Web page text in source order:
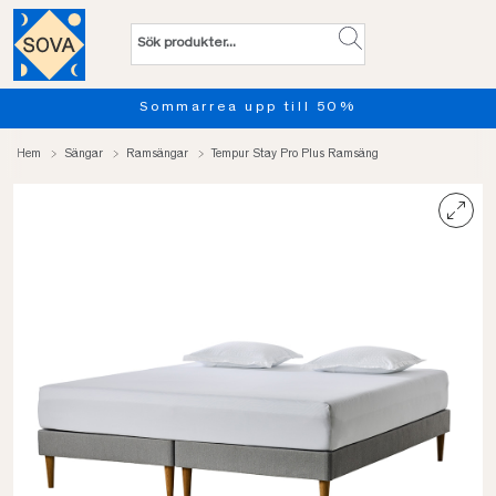
Provsov upp till 100
Hem Sängar Ramsängar Tempur Stay Pro Plus Ramsäng